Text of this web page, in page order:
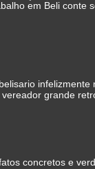
em Beli conte
infelizmente
grande
concretos e